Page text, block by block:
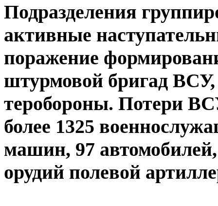
Подразделения
активные
поражение
штурмовой бригад
теробороны. Потери
более 1325
машин, 97
орудий полевой